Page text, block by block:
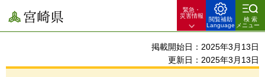
宮崎県
緊急・
災害情報
閲覧補助
Language
検索
メニュー
掲載開始日：2025年3月13日
更新日：2025年3月13日